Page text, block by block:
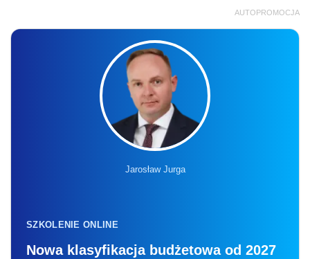
AUTOPROMOCJA
Jarosław Jurga
SZKOLENIE ONLINE
Nowa klasyfikacja budżetowa od 2027